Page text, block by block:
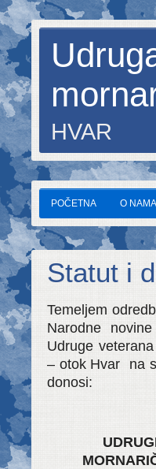
HVAR
POČETNA O NAMA
Statut i
Temeljem
Narodne
Udruge
– otok Hvar na
donosi: